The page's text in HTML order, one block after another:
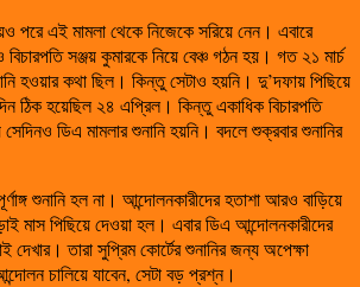
পরে এই মামলা থেকে নিজেকে সরিয়ে নেন। এবারে
বিচারপতি সঞ্জয় কুমারকে নিয়ে বেঞ্চ গঠন হয়। গত ২১ মার্চ
হওয়ার কথা ছিল। কিন্তু সেটাও হয়নি। দু’দফায় পিছিয়ে
ঠিক হয়েছিল ২৪ এপ্রিল। কিন্তু একাধিক বিচারপতি
ডিএ মামলার শুনানি হয়নি। বদলে শুক্রবার শুনানির
শুনানি হল না। আন্দোলনকারীদের হতাশা আরও বাড়িয়ে
মাস পিছিয়ে দেওয়া হল। এবার ডিএ আন্দোলনকারীদের
দেখার। তারা সুপ্রিম কোর্টের শুনানির জন্য অপেক্ষা
চালিয়ে যাবেন, সেটা বড় প্রশ্ন।